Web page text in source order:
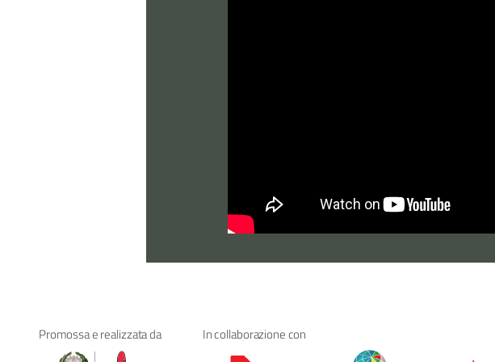
Promossa e realizzata da In collaborazione con